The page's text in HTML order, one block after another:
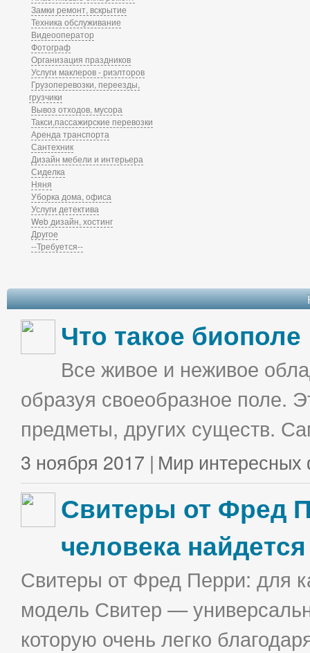
Замки ремонт, вскрытие
Техника обслуживание
Видеооператор
Фотограф
Организация праздников
Услуги маклеров - риэлторов
Грузоперевозки, переезды,
грузчики
Вывоз отходов, мусора
Такси,пассажирские перевозки
Аренда транспорта
Сантехник
Дизайн мебели и интерьера
Сиделка
Няня
Уборка дома, офиса
Услуги детектива
Web дизайн, хостинг
Другое
--Требуется--
Что такое биополе
Все живое и неживое
образуя своеобразное поле.
предметы, других существ.
3 ноября 2017 | Мир интересных
Свитеры от Фред
человека
Свитеры от Фред Перри: для
модель Свитер —
которую очень легко